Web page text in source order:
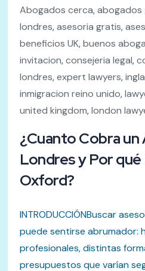
Abogados cerca,abogados
londres,asesoria gratis,
beneficios UK,buenos
invitacion,consejeria legal,
londres,expert lawyers,
inmigracion reino unido,
united kingdom,london
¿Cuanto Cobra
Londres y Por
Oxford?
INTRODUCCIÓNBuscar
puede sentirse abrumador:
profesionales, distintas
presupuestos que varían